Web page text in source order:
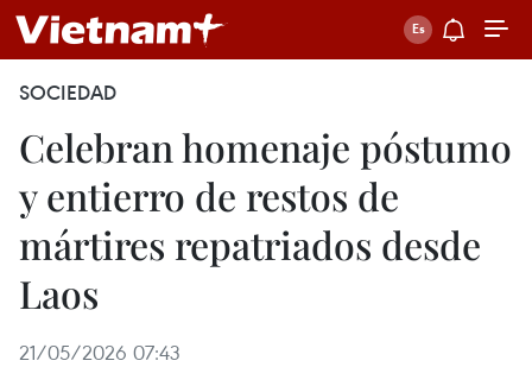
SOCIEDAD
Celebran homenaje póstumo
y entierro de restos de
mártires repatriados desde
Laos
21/05/2026 07:43